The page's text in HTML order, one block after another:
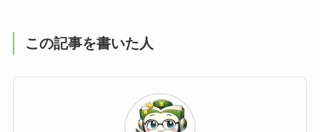
この記事を書いた人